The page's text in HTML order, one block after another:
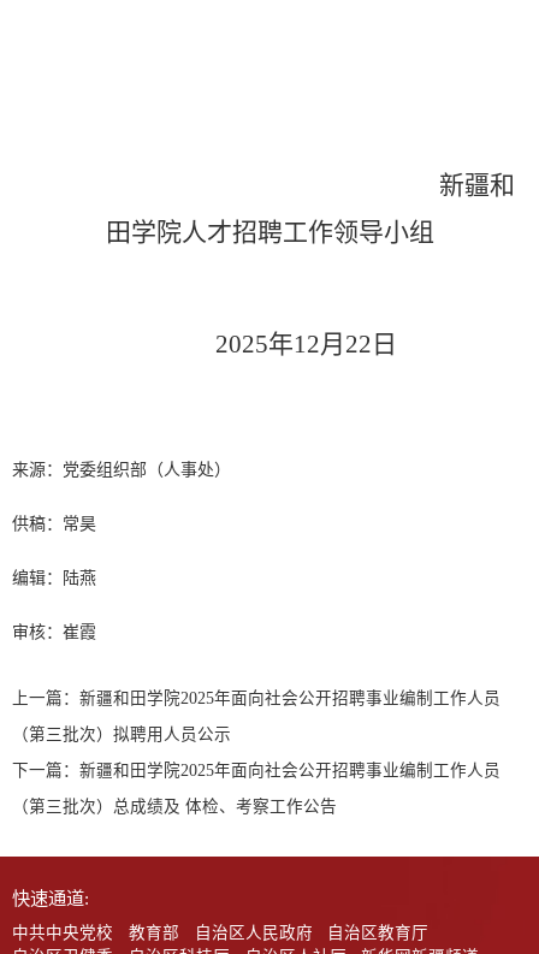
新疆和
田学院人才招聘工作领导小组
2025年12月22日
来源：党委组织部（人事处）
供稿：常昊
编辑：陆燕
审核：崔霞
上一篇： 新疆和田学院2025年面向社会公开招聘事业编制工作人员
（第三批次）拟聘用人员公示
下一篇： 新疆和田学院2025年面向社会公开招聘事业编制工作人员
（第三批次）总成绩及 体检、考察工作公告
快速通道:
中共中央党校 教育部 自治区人民政府
自治区教育厅